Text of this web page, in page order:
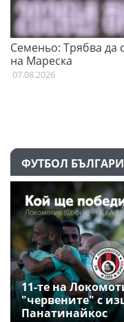
Семеньо: Трябва да
на Мареска
07.08.2026
ФУТБОЛ
11-те на
"червените" с
Панатинайкос